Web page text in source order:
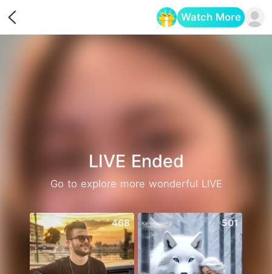
Watch More
LIVE Ended
Go to explore more wonderful LIVE
468 501